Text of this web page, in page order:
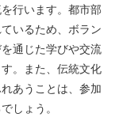
行います。都市部
いるため、ボラン
通じた学びや交流
。また、伝統文化
あうことは、参加
しょう。